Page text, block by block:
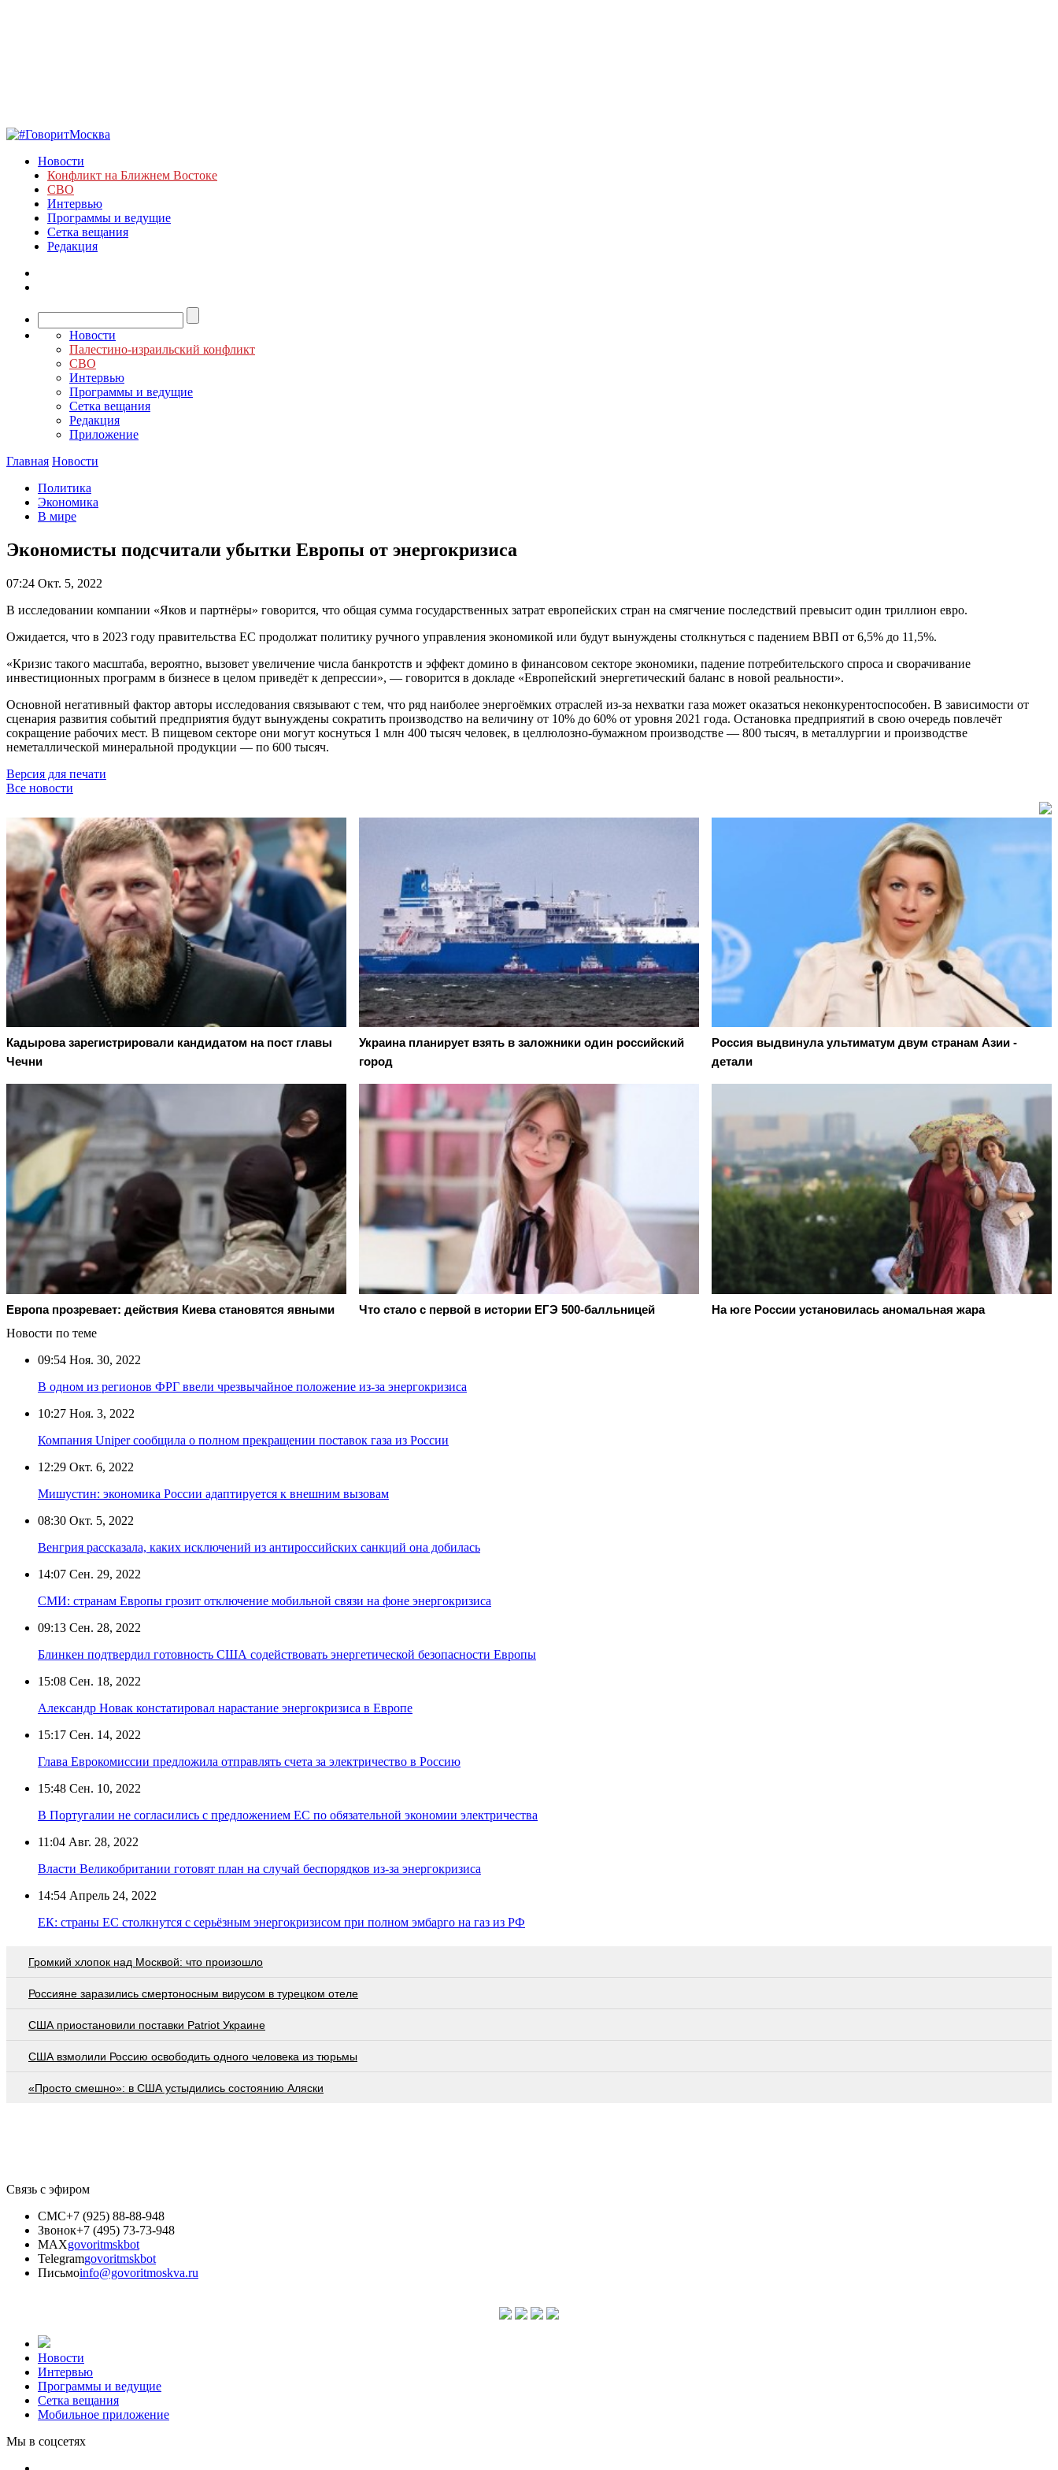
Новости
Конфликт на Ближнем Востоке
СВО
Интервью
Программы и ведущие
Сетка вещания
Редакция
Новости
Палестино-израильский конфликт
СВО
Интервью
Программы и ведущие
Сетка вещания
Редакция
Приложение
Главная Новости
Политика
Экономика
В мире
Экономисты подсчитали убытки Европы от энергокризиса
07:24 Окт. 5, 2022
В исследовании компании «Яков и партнёры» говорится, что общая сумма государственных затрат европейских стран на смягчение последствий превысит один триллион евро.
Ожидается, что в 2023 году правительства ЕС продолжат политику ручного управления экономикой или будут вынуждены столкнуться с падением ВВП от 6,5% до 11,5%.
«Кризис такого масштаба, вероятно, вызовет увеличение числа банкротств и эффект домино в финансовом секторе экономики, падение потребительского спроса и сворачивание
инвестиционных программ в бизнесе в целом приведёт к депрессии», — говорится в докладе «Европейский энергетический баланс в новой реальности».
Основной негативный фактор авторы исследования связывают с тем, что ряд наиболее энергоёмких отраслей из-за нехватки газа может оказаться неконкурентоспособен. В зависимости от
сценария развития событий предприятия будут вынуждены сократить производство на величину от 10% до 60% от уровня 2021 года. Остановка предприятий в свою очередь повлечёт
сокращение рабочих мест. В пищевом секторе они могут коснуться 1 млн 400 тысяч человек, в целлюлозно-бумажном производстве — 800 тысяч, в металлургии и производстве
неметаллической минеральной продукции — по 600 тысяч.
Версия для печати
Все новости
Кадырова зарегистрировали кандидатом на пост главы
Чечни
Украина планирует взять в заложники один российский
город
Россия выдвинула ультиматум двум странам Азии -
детали
Европа прозревает: действия Киева становятся явными Что стало с первой в истории ЕГЭ 500-балльницей
На юге России установилась аномальная жара
Новости по теме
09:54 Ноя. 30, 2022
В одном из регионов ФРГ ввели чрезвычайное положение из-за энергокризиса
10:27 Ноя. 3, 2022
Компания Uniper сообщила о полном прекращении поставок газа из России
12:29 Окт. 6, 2022
Мишустин: экономика России адаптируется к внешним вызовам
08:30 Окт. 5, 2022
Венгрия рассказала, каких исключений из антироссийских санкций она добилась
14:07 Сен. 29, 2022
СМИ: странам Европы грозит отключение мобильной связи на фоне энергокризиса
09:13 Сен. 28, 2022
Блинкен подтвердил готовность США содействовать энергетической безопасности Европы
15:08 Сен. 18, 2022
Александр Новак констатировал нарастание энергокризиса в Европе
15:17 Сен. 14, 2022
Глава Еврокомиссии предложила отправлять счета за электричество в Россию
15:48 Сен. 10, 2022
В Португалии не согласились с предложением ЕС по обязательной экономии электричества
11:04 Авг. 28, 2022
Власти Великобритании готовят план на случай беспорядков из-за энергокризиса
14:54 Апрель 24, 2022
ЕК: страны ЕС столкнутся с серьёзным энергокризисом при полном эмбарго на газ из РФ
Громкий хлопок над Москвой: что произошло
Россияне заразились смертоносным вирусом в турецком отеле
США приостановили поставки Patriot Украине
США взмолили Россию освободить одного человека из тюрьмы
«Просто смешно»: в США устыдились состоянию Аляски
Связь с эфиром
СМС+7 (925) 88-88-948
Звонок+7 (495) 73-73-948
MAXgovoritmskbot
Telegramgovoritmskbot
Письмоinfo@govoritmoskva.ru
Новости
Интервью
Программы и ведущие
Сетка вещания
Мобильное приложение
Мы в соцсетях